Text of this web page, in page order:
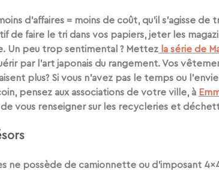
d’affaires = moins de coût, qu’il s’agisse
de faire le tri dans vos papiers, jeter les
Un peu trop sentimental ? Mettez la série de
par l’art japonais du rangement. Vos
plus? Si vous n’avez pas le temps ou
pensez aux associations de votre ville, à
vous renseigner sur les recycleries et
ne possède de camionnette ou d’imposant